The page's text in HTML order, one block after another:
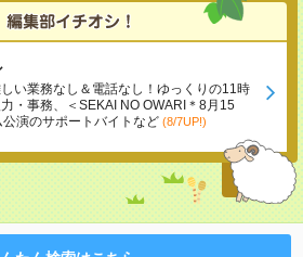
しい業務なし＆電話なし！ゆっくりの11時
・事務、＜SEKAI NO OWARI＊8月15
演のサポートバイトなど (8/7UP!)